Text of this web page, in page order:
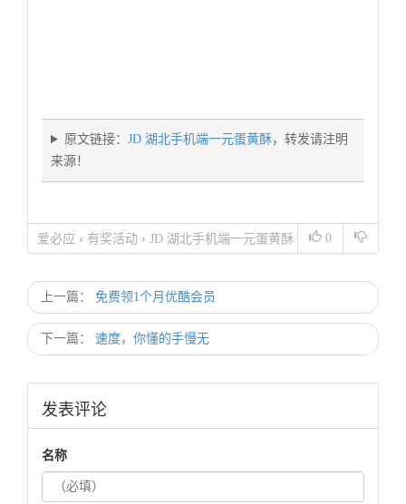
原文链接： JD 湖北手机端一元蛋黄酥，转发请注明
来源！
0
爱必应 › 有奖活动 › JD 湖北手机端一元蛋黄酥
上一篇： 免费领1个月优酷会员
下一篇： 速度，你懂的手慢无
发表评论
名称